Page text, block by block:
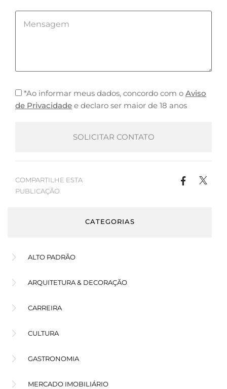
*Ao informar meus dados, concordo com o Aviso
de Privacidade e declaro ser maior de 18 anos
COMPARTILHE ESTA
PUBLICAÇÃO
CATEGORIAS
ALTO PADRÃO
ARQUITETURA & DECORAÇÃO
CARREIRA
CULTURA
GASTRONOMIA
MERCADO IMOBILIÁRIO